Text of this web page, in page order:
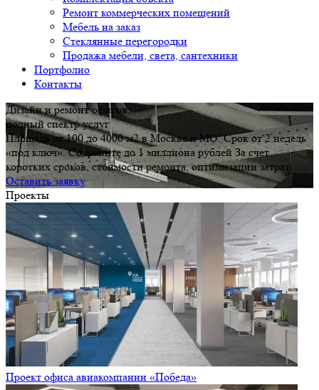
Ремонт коммерческих помещений
Мебель на заказ
Стеклянные перегородки
Продажа мебели, света, сантехники
Портфолио
Контакты
Дизайн и ремонт офисов:
полный спектр услуг
Площадь от 100 до 4000 м2 в Москве и МО. Срок от 2 недель
«под ключ». Сохраните до 1 миллиона рублей За счет
коротких сроков, стоимости ремонта, оптимизации затрат
Оставить заявку
Проекты
Проект офиса авиакомпании «Победа»